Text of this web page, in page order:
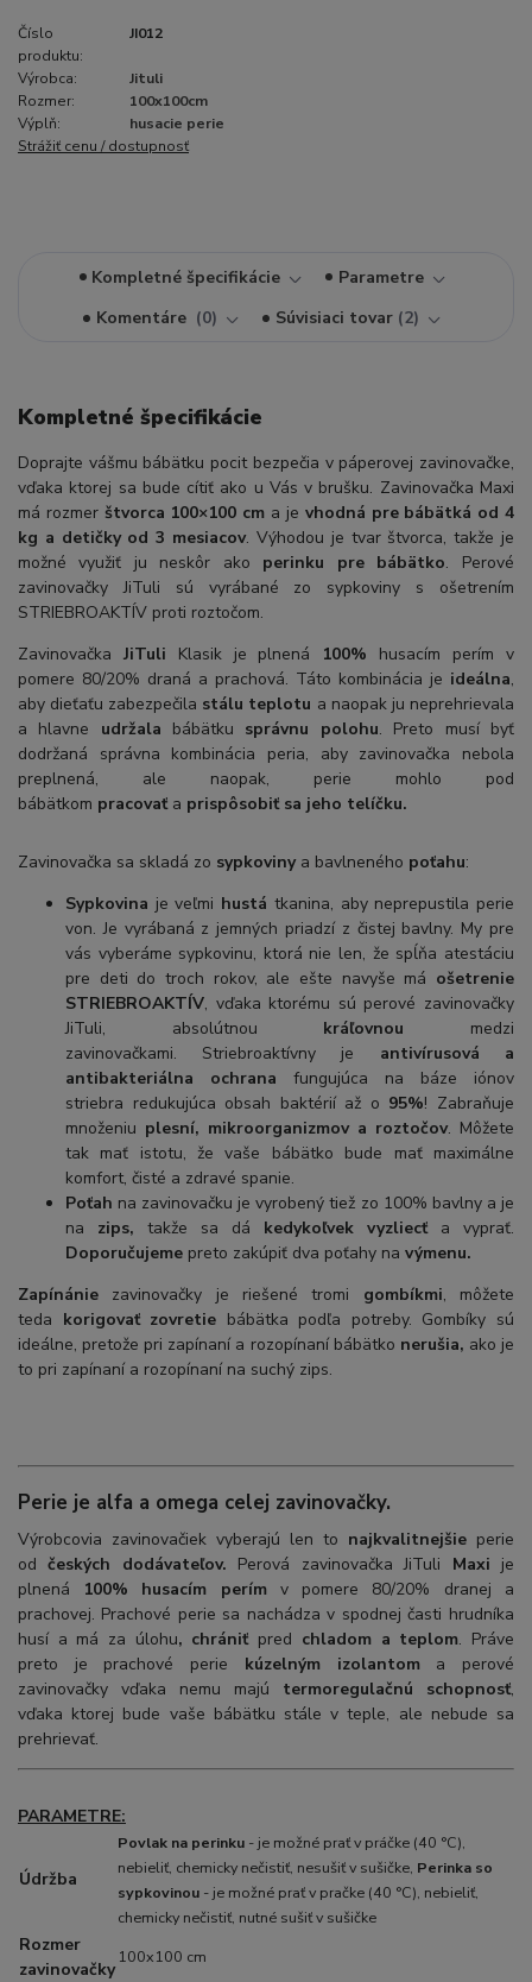
Číslo
produktu:
JI012
Výrobca:
Jituli
Rozmer:
100x100cm
Výplň:
husacie perie
Strážiť cenu / dostupnosť
Kompletné špecifikácie
Parametre
Komentáre
0 Súvisiaci tovar 2
Kompletné špecifikácie
Doprajte vášmu bábätku pocit bezpečia v páperovej zavinovačke,
vďaka ktorej sa bude cítiť ako u Vás v brušku. Zavinovačka Maxi
má rozmer štvorca 100×100 cm a je vhodná pre bábätká od 4
kg a detičky od 3 mesiacov. Výhodou je tvar štvorca, takže je
možné využiť ju neskôr ako perinku pre bábätko. Perové
zavinovačky JiTuli sú vyrábané zo sypkoviny s ošetrením
STRIEBROAKTÍV proti roztočom.
Zavinovačka JiTuli Klasik je plnená 100% husacím perím v
pomere 80/20% draná a prachová. Táto kombinácia je ideálna,
aby dieťaťu zabezpečila stálu teplotu a naopak ju neprehrievala
a hlavne udržala bábätku správnu polohu. Preto musí byť
dodržaná správna kombinácia peria, aby zavinovačka nebola
preplnená, ale naopak, perie mohlo pod
bábätkom pracovaťa prispôsobiť sa jeho telíčku.
Zavinovačka sa skladá zo sypkovinya bavlneného poťahu:
Sypkovina je veľmi hustá tkanina, aby neprepustila perie
von. Je vyrábaná z jemných priadzí z čistej bavlny. My pre
vás vyberáme sypkovinu, ktorá nie len, že spĺňa atestáciu
pre deti do troch rokov, ale ešte navyše má ošetrenie
STRIEBROAKTÍV, vďaka ktorému sú perové zavinovačky
JiTuli, absolútnou kráľovnou medzi
zavinovačkami.
Striebroaktívny je antivírusová a
antibakteriálna ochrana fungujúca na báze iónov
striebra redukujúca obsah baktérií až o 95%! Zabraňuje
množeniu plesní, mikroorganizmov a roztočov. Môžete
tak mať istotu, že vaše bábätko bude mať maximálne
komfort, čisté a zdravé spanie.
Poťah na zavinovačku je vyrobený tiež zo 100% bavlny a je
na zips, takže sa dá kedykoľvek vyzliecť a vyprať.
Doporučujeme preto zakúpiť dva poťahy na výmenu.
Zapínánie zavinovačky je riešené tromi gombíkmi, môžete
teda korigovať zovretie bábätka podľa potreby. Gombíky sú
ideálne, pretože pri zapínaní a rozopínaní bábätko nerušia, ako je
to pri zapínaní a rozopínaní na suchý zips.
Perie je alfa a omega celej zavinovačky.
Výrobcovia zavinovačiek vyberajú len to najkvalitnejšieperie
odčeských dodávateľov. Perová zavinovačka JiTuli Maxi je
plnená 100% husacím perímv pomere 80/20% dranej a
prachovej. Prachové perie sa nachádza v spodnej časti hrudníka
husí a má za úlohu, chrániťpred chladom a teplom. Práve
preto je prachové perie kúzelným izolantoma perové
zavinovačky vďaka nemu majú termoregulačnú schopnosť,
vďaka ktorej bude vaše bábätku stále v teple, ale nebude sa
prehrievať.
PARAMETRE:
Údržba
Povlak na perinku - je možné prať v práčke (40 °C),
nebieliť, chemicky nečistiť, nesušiť v sušičke, Perinka so
sypkovinou - je možné prať v pračke (40 °C), nebieliť,
chemicky nečistiť, nutné sušiť v sušičke
Rozmer
zavinovačky
100x100 cm